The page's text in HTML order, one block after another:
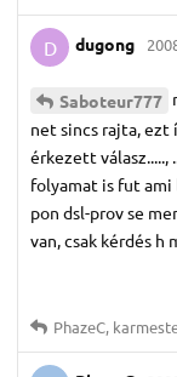
D dugong
Saboteur777
net sincs rajta, ezt
érkezett válasz.....,
folyamat is fut ami
pon dsl-prov se
van, csak kérdés h
PhazeC,